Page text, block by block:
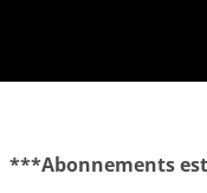
***Abonnements